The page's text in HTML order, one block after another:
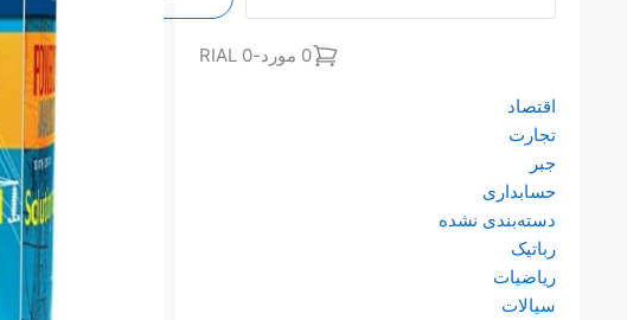
0 مورد -
0 RIAL
اقتصاد
تجارت
جبر
حسابداری
دسته‌بندی نشده
رباتیک
ریاضیات
سیالات